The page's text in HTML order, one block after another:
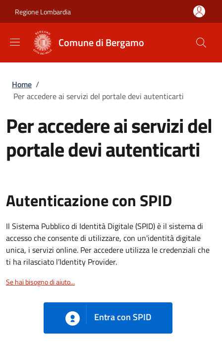
Regione Lombardia
Comune di Bergamo
Briciole di pane
Home /
Per accedere ai servizi del portale devi autenticarti
Per accedere ai servizi del
portale devi autenticarti
Autenticazione con SPID
Il Sistema Pubblico di Identità Digitale (SPID) è il sistema di
accesso che consente di utilizzare, con un'identità digitale
unica, i servizi online. Per accedere utilizza le credenziali che
ti ha rilasciato l’Identity Provider.
Se hai bisogno di aiuto...
Entra con SPID